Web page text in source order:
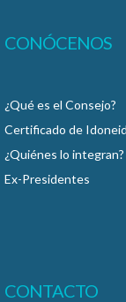
CONÓCENOS
¿Qué es el Consejo?
Certificado de
¿Quiénes lo integran?
Ex-Presidentes
CONTACTO